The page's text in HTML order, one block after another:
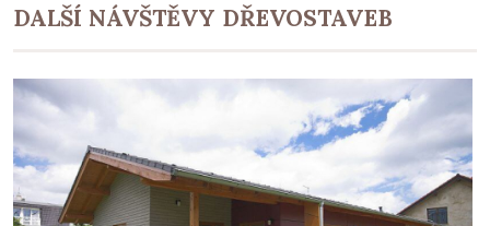
DALŠÍ NÁVŠTĚVY DŘEVOSTAVEB